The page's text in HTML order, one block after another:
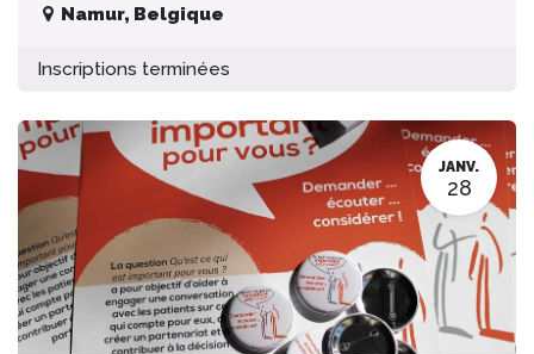
Namur, Belgique
Inscriptions terminées
JANV.
28